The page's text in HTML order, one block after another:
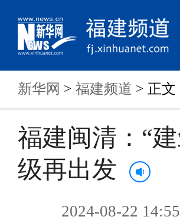
新华网 > 福建频道 > 正文
福建闽清：“
级再出发
2024-08-22